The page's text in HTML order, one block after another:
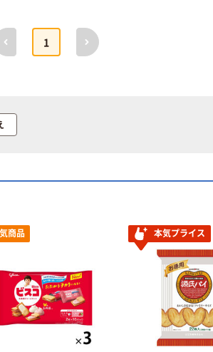
1
次へ
商品 本気プライス
ジナル
ナルティッシュ
￥428~
【アスクル限定】
ファーストレイ
ト ニトリルグ
ー 粉なし（パ
（税込）
プ
￥145~